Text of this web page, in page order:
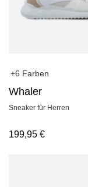
+6 Farben
Whaler
Sneaker für Herren
199,95 €